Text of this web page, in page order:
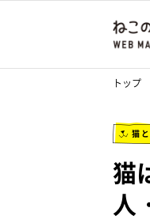
トップ
猫
猫
人